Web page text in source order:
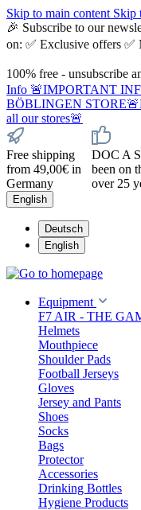
Skip to main content Skip
🎉 Subscribe to our
on: ✅ Exclusive offers ✅
100% free - unsubscribe
Info 🚨IMPORTANT
BÖBLINGEN
all our stores🚨
Free shipping
from 49,00€ in
Germany
DOC A
been on
over 25
English
Deutsch
English
Equipment
F7 AIR - THE
Helmets
Mouthpiece
Shoulder Pads
Football Jerseys
Gloves
Jersey and Pants
Shoes
Socks
Bags
Protector
Accessories
Drinking Bottles
Hygiene Products